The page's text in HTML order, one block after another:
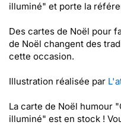
illuminé" et porte la
Des cartes de Noël pour
de Noël changent des
cette occasion.
Illustration réalisée par
La carte de Noël humour
illuminé" est en stock !